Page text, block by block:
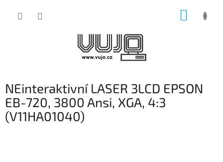
NEinteraktivní LASER 3LCD EPSON
EB-720, 3800 Ansi, XGA, 4:3
(V11HA01040)